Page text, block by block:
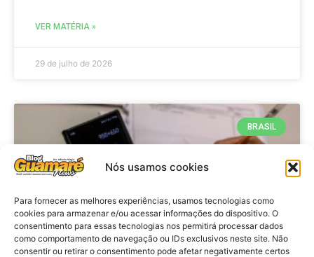
Nós usamos cookies
Para fornecer as melhores experiências, usamos tecnologias como
cookies para armazenar e/ou acessar informações do dispositivo. O
consentimento para essas tecnologias nos permitirá processar dados
como comportamento de navegação ou IDs exclusivos neste site. Não
consentir ou retirar o consentimento pode afetar negativamente certos
VER MATÉRIA »
29 de julho de 2026
BRASIL